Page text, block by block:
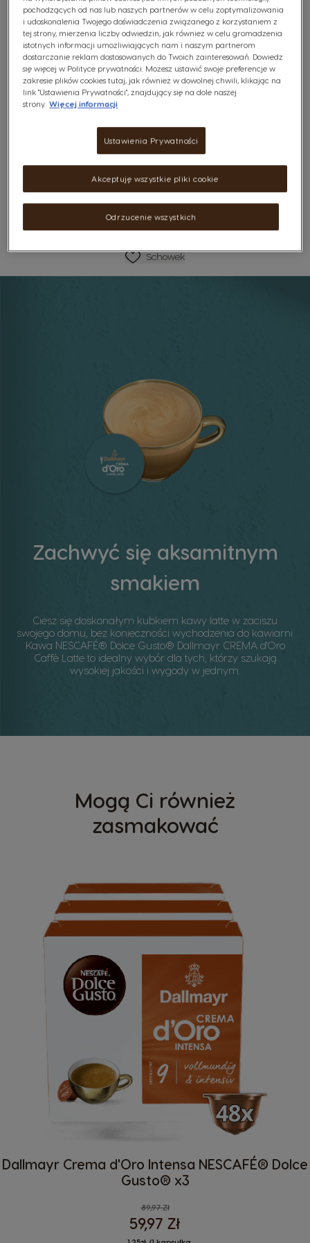
i mleka została stworzona dla miłośników delikatnych
doznań smakowych. Każdy łyk to harmonijne połączenie
intensywnego espresso i mleka, wykończone gęstą
pianką..
Zobacz skład
Lista Życzeń
Schowek
Zachwyć się aksamitnym
smakiem​
Ciesz się doskonałym kubkiem kawy latte w zaciszu
swojego domu, bez konieczności wychodzenia do kawiarni.
Kawa NESCAFÉ® Dolce Gusto® Dallmayr CREMA d'Oro
Caffè Latte to idealny wybór dla tych, którzy szukają
wysokiej jakości i wygody w jednym.​​
Mogą Ci również
zasmakować
Dallmayr Crema d'Oro Intensa NESCAFÉ® Dolce
Gusto® x3
Regular Price
89,97 Zł
59,97 Zł
pochodzących od nas lub naszych partnerów w celu zoptymalizowania
i udoskonalenia Twojego doświadczenia związanego z korzystaniem z
tej strony, mierzenia liczby odwiedzin, jak również w celu gromadzenia
istotnych informacji umożliwiających nam i naszym partnerom
dostarczanie reklam dostosowanych do Twoich zainteresowań. Dowiedz
się więcej w Polityce prywatności. Możesz ustawić swoje preferencje w
zakresie plików cookies tutaj, jak również w dowolnej chwili, klikając na
link "Ustawienia Prywatności", znajdujący się na dole naszej
strony. Więcej informacji
Ustawienia Prywatności
Odrzucenie wszystkich
Akceptuję wszystkie pliki cookie